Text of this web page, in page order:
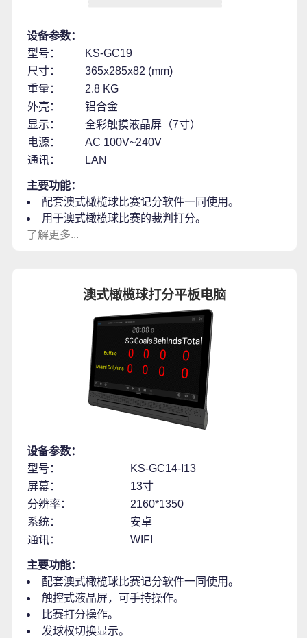
设备参数：
型号：
KS-GC19
尺寸：
365x285x82 (mm)
重量：
2.8 KG
外壳：
铝合金
显示：
全彩触摸液晶屏（7寸）
电源：
AC 100V~240V
通讯：
LAN
主要功能：
配套澳式橄榄球比赛记分软件一同使用。
用于澳式橄榄球比赛的裁判打分。
了解更多...
澳式橄榄球打分平板电脑
设备参数：
型号：
KS-GC14-I13
屏幕：
13寸
分辨率：
2160*1350
系统：
安卓
通讯：
WIFI
主要功能：
配套澳式橄榄球比赛记分软件一同使用。
触控式液晶屏，可手持操作。
比赛打分操作。
发球权切换显示。